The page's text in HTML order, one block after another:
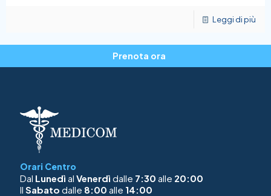
Leggi di più
Prenota ora
Orari Centro
Dal Lunedì al Venerdì dalle 7:30 alle 20:00
Il Sabato dalle 8:00 alle 14:00